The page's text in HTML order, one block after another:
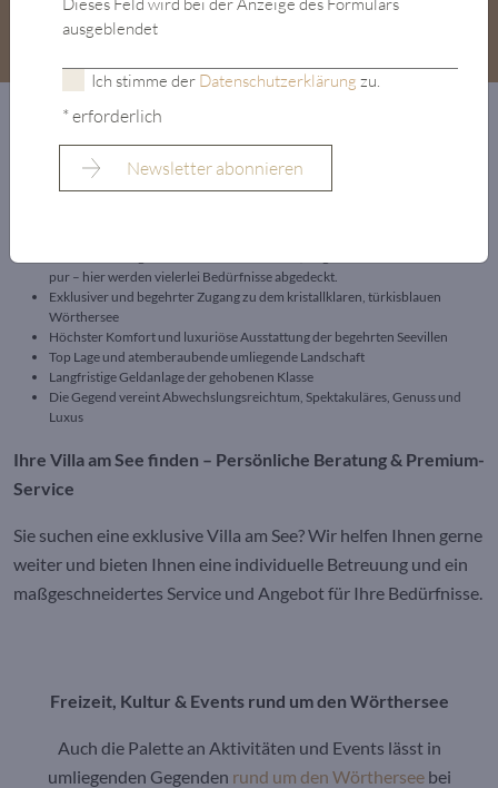
Vorteile einer Seeliegenschaft: Direktzugang,
pur – hier werden vielerlei Bedürfnisse abgedeckt.
Exklusiver und begehrter Zugang zu dem kristallklaren, türkisblauen
Wörthersee
Höchster Komfort und luxuriöse Ausstattung der begehrten Seevillen
Top Lage und atemberaubende umliegende Landschaft
Langfristige Geldanlage der gehobenen Klasse
Die Gegend vereint Abwechslungsreichtum, Spektakuläres, Genuss und
Luxus
Ihre Villa am See finden – Persönliche Beratung & Premium-
Service
Sie suchen eine exklusive Villa am See? Wir helfen Ihnen gerne
weiter und bieten Ihnen eine individuelle Betreuung und ein
maßgeschneidertes Service und Angebot für Ihre Bedürfnisse.
Freizeit, Kultur & Events rund um den Wörthersee
Auch die Palette an Aktivitäten und Events lässt in
umliegenden Gegenden rund um den Wörtherseebei
ausgeblendet
Ich stimme der Datenschutzerklärung zu.
* erforderlich